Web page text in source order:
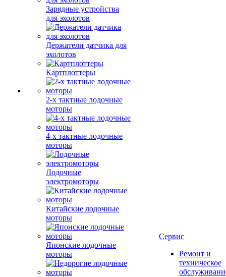
Зарядные устройства
для эхолотов
Держатели датчика для
эхолотов
Картплоттеры
2-х тактные лодочные
моторы
4-х тактные лодочные
моторы
Лодочные
электромоторы
Китайские лодочные
моторы
Японские лодочные
моторы
Сервис
Ремонт и
техническое